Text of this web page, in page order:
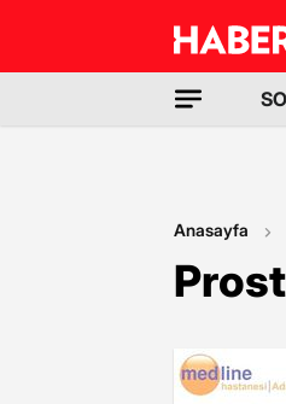
Anasayfa